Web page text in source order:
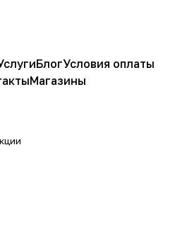
БлогУсловия оплаты
Магазины